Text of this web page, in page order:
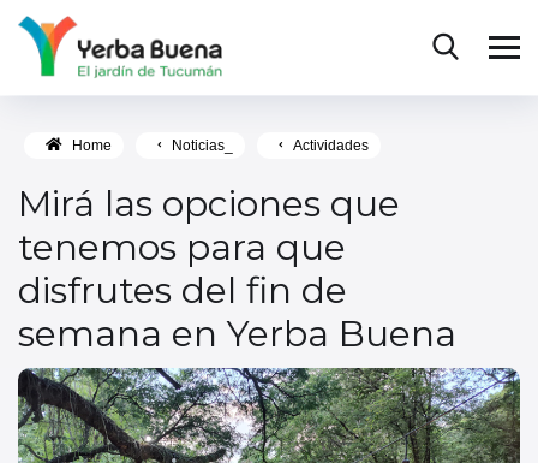
Home Noticias_ Actividades
Mirá las opciones que
tenemos para que
disfrutes del fin de
semana en Yerba Buena